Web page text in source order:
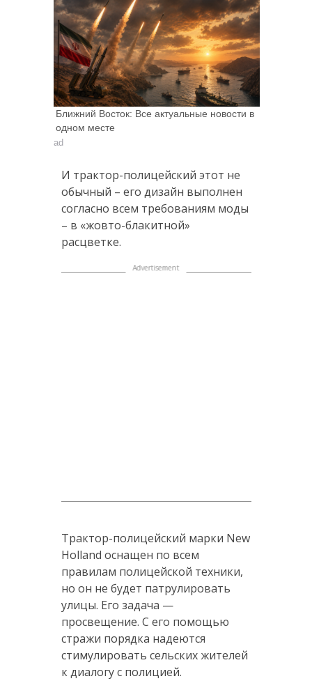
Ближний Восток: Все актуальные новости в
одном месте
ad
И трактор-полицейский этот не
обычный – его дизайн выполнен
согласно всем требованиям моды
– в «жовто-блакитной»
расцветке.
Трактор-полицейский марки New
Holland оснащен по всем
правилам полицейской техники,
но он не будет патрулировать
улицы. Его задача —
просвещение. С его помощью
стражи порядка надеются
стимулировать сельских жителей
к диалогу с полицией.